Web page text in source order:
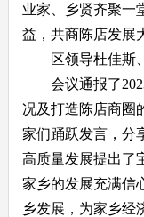
业家、乡贤齐聚一
益，共商陈店发展
区领导杜佳斯、
会议通报了2023
况及打造陈店商圈
家们踊跃发言，分
高质量发展提出了
家乡的发展充满信
乡发展，为家乡经